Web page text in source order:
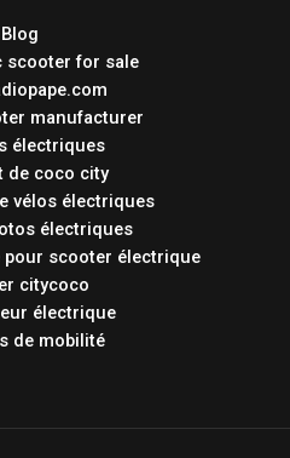
Blog
scooter for sale
manufacturer
électriques
de coco city
vélos électriques
électriques
pour scooter électrique
citycoco
électrique
de mobilité